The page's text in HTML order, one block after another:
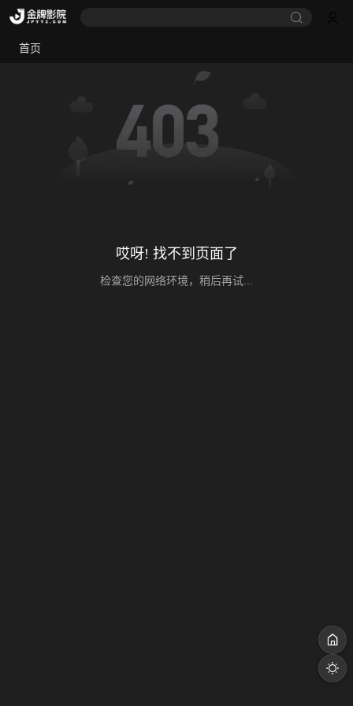
首页
哎呀! 找不到页面了
检查您的网络环境，稍后再试...